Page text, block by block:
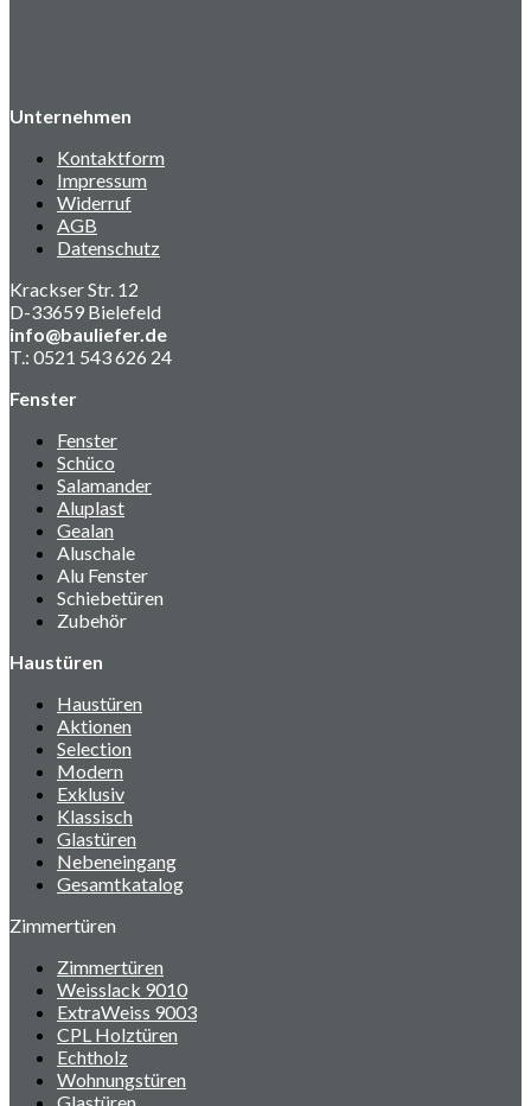
Unternehmen
Kontaktform
Impressum
Widerruf
AGB
Datenschutz
Krackser Str. 12
D-33659 Bielefeld
info@bauliefer.de
T.: 0521 543 626 24
Fenster
Fenster
Schüco
Salamander
Aluplast
Gealan
Aluschale
Alu Fenster
Schiebetüren
Zubehör
Haustüren
Haustüren
Aktionen
Selection
Modern
Exklusiv
Klassisch
Glastüren
Nebeneingang
Gesamtkatalog
Zimmertüren
Zimmertüren
Weisslack 9010
ExtraWeiss 9003
CPL Holztüren
Echtholz
Wohnungstüren
Glastüren